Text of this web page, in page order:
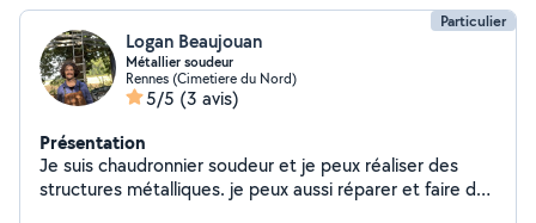
Particulier
Logan Beaujouan
Métallier soudeur
Rennes (Cimetiere du Nord)
5/5 (3 avis)
Présentation
Je suis chaudronnier soudeur et je peux réaliser des
structures métalliques. je peux aussi réparer et faire du